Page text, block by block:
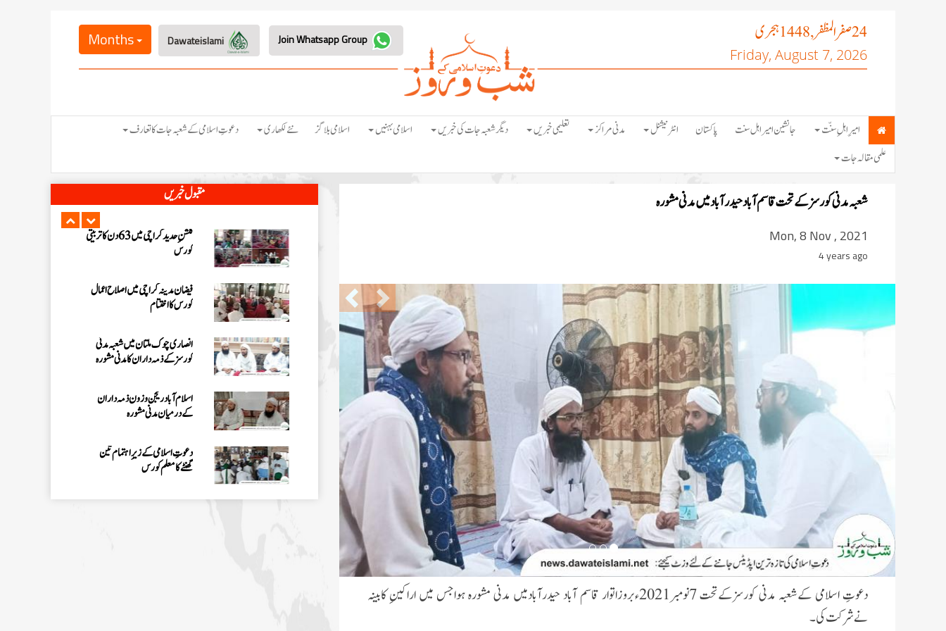
24صفر المظفر, 1448 ہجری
Friday, August 7, 2026
Months
امیرِ اہلِ سنّت جانشین امیر اہل سنت پاکستان انٹرنیشنل مدنی مراکز تعلیمی خبریں دیگر شعبہ جات کی خبریں اسلامی بہنیں اسلامی بلاگز نئے لکھاری
دعوتِ اسلامی کے شعبہ جات کا تعارف
علمی مقالہ جات
شعبہ مدنی کورسزکےتحت قاسم آباد حیدرآبادمیں مدنی مشورہ
Mon, 8 Nov , 2021
4 years ago
Previous Next
دعوتِ اسلامی کےشعبہ مدنی کورسزکےتحت 7نومبر2021ءبروزاتوار
قاسم آباد حیدرآبادمیں مدنی مشورہ ہواجس میں اراکینِ کابینہ
نےشرکت کی۔
مقبول خبریں
کورس کااختتام
سکرنڈ میں 12دینی کام کورس کااہتمام
مراد میمن ٹاؤن کراچی کے علاقے جام
قائد آباد کراچی میں جزوقتی فیضانِ نماز
کورس کا اختتام
گلشنِ حدید کراچی میں 63 دن کا تربیتی
کورس
فیضان مدینہ کراچی میں اصلاح اعمال
کورس کا اختتام
انصاری چوک ملتان میں شعبہ مدنی
کورسزکےذمہ داران کامدنی مشورہ
اسلام آبادریجن و زون ذمہ داران
کےدرمیان مدنی مشورہ
دعوتِ اسلامی کےزیرِاہتمام تین
گھنٹےکامعلم کورس